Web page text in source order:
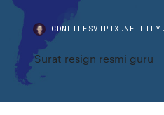
Surat resign resmi guru